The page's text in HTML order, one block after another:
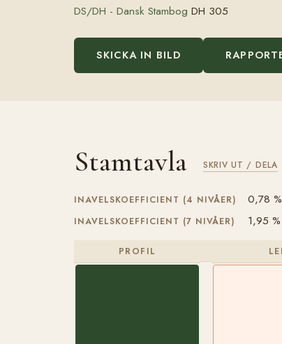
DS/DH - Dansk Stambog DH 305
SKICKA IN BILD
Stamtavla SKRIV UT / DELA
INAVELSKOEFFICIENT (4 NIVÅER) 0,78 %
INAVELSKOEFFICIENT (7 NIVÅER) 1,95 %
PROFIL